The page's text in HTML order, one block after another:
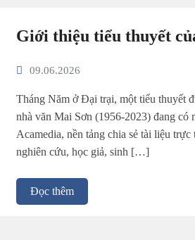
Giới thiệu tiểu thuyết
09.06.2026
Tháng Năm ở Đại trại, một tiểu thuyết
nhà văn Mai Sơn (1956-2023) đang có
Acamedia, nền tảng chia sẻ tài liệu trực
nghiên cứu, học giả, sinh […]
Đọc thêm